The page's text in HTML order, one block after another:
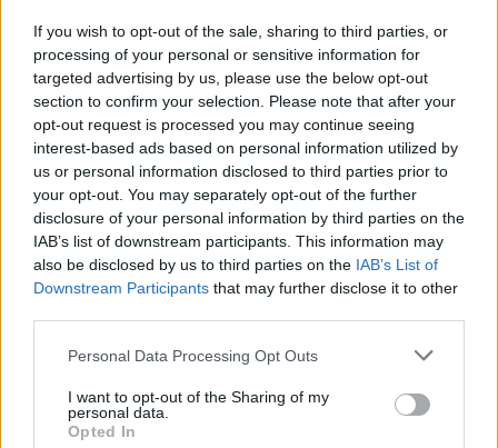
If you wish to opt-out of the sale, sharing to third parties, or
processing of your personal or sensitive information for
targeted advertising by us, please use the below opt-out
section to confirm your selection. Please note that after your
opt-out request is processed you may continue seeing
interest-based ads based on personal information utilized by
us or personal information disclosed to third parties prior to
your opt-out. You may separately opt-out of the further
disclosure of your personal information by third parties on the
IAB’s list of downstream participants. This information may
also be disclosed by us to third parties on the IAB’s List of
Downstream Participants that may further disclose it to other
Personal Data Processing Opt Outs
I want to opt-out of the Sharing of my
personal data.
Opted In
UDMR
PMP (Tomac)
Forța Dreptei (L. Orban)
PNȚMM
REPER
SENS
SOS (Șoșoacă)
POT (Gavrilă)
PACE (Peia)
Acțiunea Conservatoare (Târziu)
PUSL (D. Voiculescu)